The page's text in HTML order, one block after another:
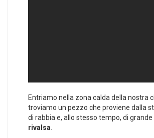
Entriamo nella zona calda della nostra
troviamo un pezzo che proviene dalla
di rabbia e, allo stesso tempo, di grande
rivalsa.